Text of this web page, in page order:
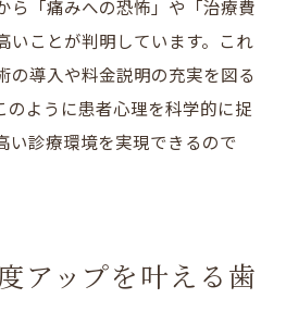
ら「痛みへの恐怖」や「治療費
いことが判明しています。これ
の導入や料金説明の充実を図る
のように患者心理を科学的に捉
い診療環境を実現できるので
アップを叶える歯